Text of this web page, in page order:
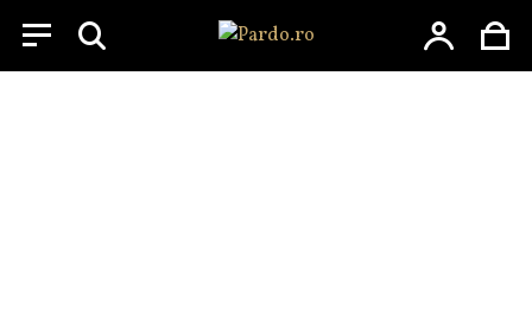
Menu